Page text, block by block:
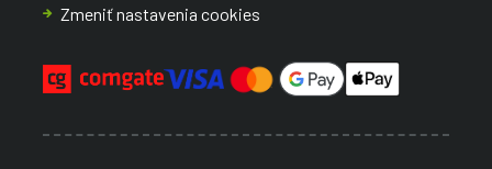
Zmeniť nastavenia cookies